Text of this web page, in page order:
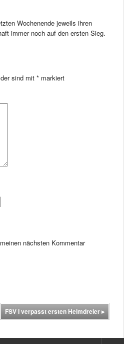
Wochenende jeweils ihren
immer noch auf den ersten Sieg.
sind mit * markiert
nächsten Kommentar
FSV I verpasst ersten Heimdreier▸